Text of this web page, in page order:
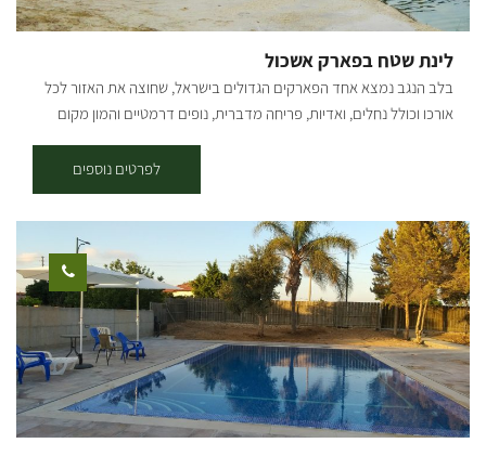
לינת שטח בפארק אשכול
בלב הנגב נמצא אחד הפארקים הגדולים בישראל, שחוצה את האזור לכל
אורכו וכולל נחלים, ואדיות, פריחה מדברית, נופים דרמטיים והמון מקום
הטבע המשתרע על פני 3,500 דונם. במקום מעיינות מים מתוקים,
מדשאות רחבות ידיים, ומתקני פיקניק. גן לאומי אשכול הוא בסיס יציאה
מעולה לסיור באתרי נחל הבשור ובדרך הנופית המרשימה. להזמנות:
לפרטים נוספים